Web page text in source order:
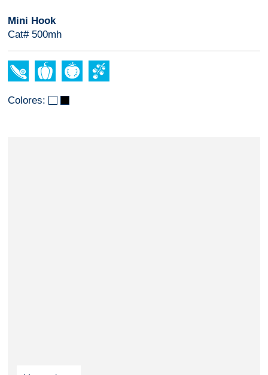
Mini Hook
Cat# 500mh
Colores: